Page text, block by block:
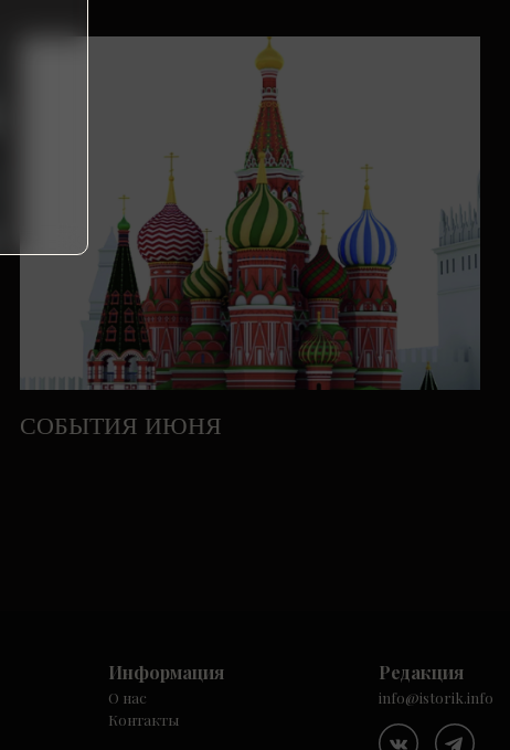
СОБЫТИЯ ИЮНЯ
Информация
О нас
Контакты
Редакция
info@istorik.info